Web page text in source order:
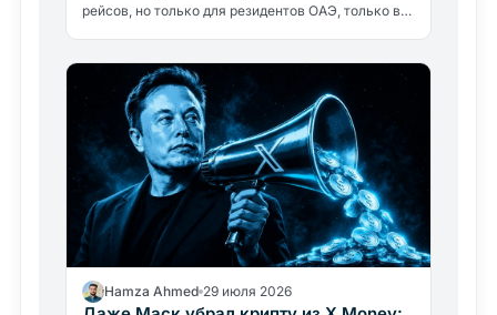
рейсов, но только для резидентов ОАЭ, только в
Hamza Ahmed 29 июля 2026